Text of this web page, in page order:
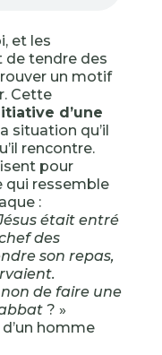
et les
de tendre des
un motif
Cette
d’une
situation qu’il
rencontre.
pour
qui ressemble
:
était entré
des
son repas,
de faire une
? »
homme